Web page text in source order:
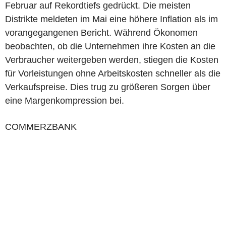
Februar auf Rekordtiefs gedrückt. Die meisten
Distrikte meldeten im Mai eine höhere Inflation als im
vorangegangenen Bericht. Während Ökonomen
beobachten, ob die Unternehmen ihre Kosten an die
Verbraucher weitergeben werden, stiegen die Kosten
für Vorleistungen ohne Arbeitskosten schneller als die
Verkaufspreise. Dies trug zu größeren Sorgen über
eine Margenkompression bei.
COMMERZBANK